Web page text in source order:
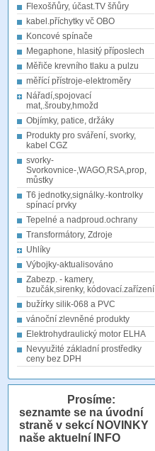
Flexošňůry, účast.TV šňůry
kabel.příchytky vč OBO
Koncové spínače
Megaphone, hlasitý příposlech
Měřiče krevního tlaku a pulzu
měřící přístroje-elektroměry
Nářadí,spojovací
mat,.šrouby,hmožd
Objímky, patice, držáky
Produkty pro sváření, svorky,
kabel CGZ
svorky-
Svorkovnice-,WAGO,RSA,prop,
můstky
T6 jednotky,signálky.-kontrolky
spínací prvky
Tepelné a nadproud.ochrany
Transformátory, Zdroje
Uhlíky
Výbojky-aktualisováno
Zabezp. - kamery,
bzučák,sirenky, kódovací.zařízení
bužírky silik-068 a PVC
vánoční zlevněné produkty
Elektrohydraulický motor ELHA
Nevyužité základní prostředky
ceny bez DPH
Prosíme:
seznamte se na úvodní
straně v sekcí NOVINKY
naše aktuelní INFO